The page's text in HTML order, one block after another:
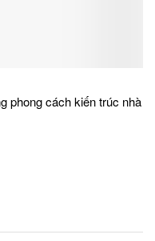
phong cách kiến trúc nhà